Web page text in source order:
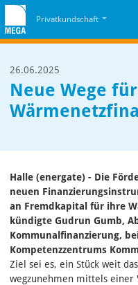
Privatkundschaft
26.06.2025
Neue Wege
Halle (energate) - Die
neuen
an Fremdkapital für ihre
kündigte Gudrun Gumb,
Kommunalfinanzierung,
Kompetenzzentrums
Ziel sei es, ein Stück weit
wegzunehmen mittels einer